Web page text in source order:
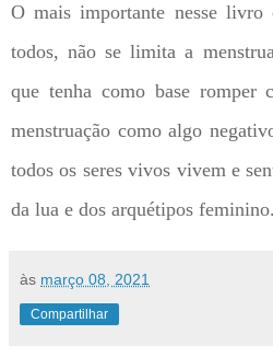
O mais importante nesse
todos, não se limita a
que tenha como base romper
menstruação como algo
todos os seres vivos vivem e
da lua e dos arquétipos feminino.
às março 08, 2021
Compartilhar